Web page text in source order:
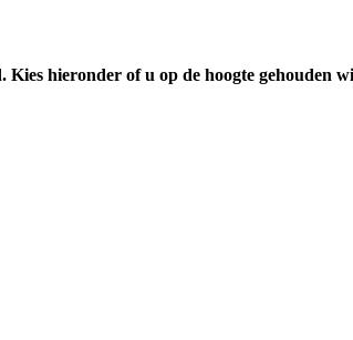
hieronder of u op de hoogte gehouden